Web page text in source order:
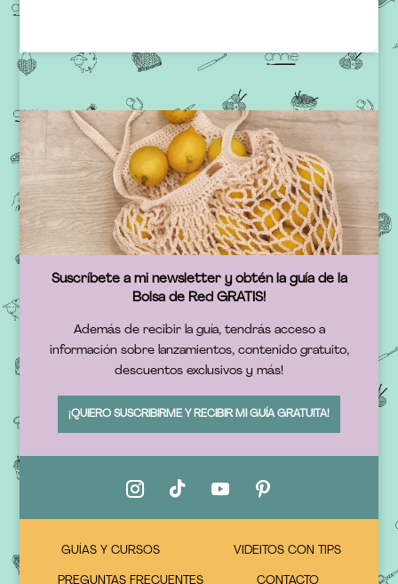
Suscríbete a mi newsletter y obtén la guía de la
Bolsa de Red GRATIS!
Además de recibir la guía, tendrás acceso a
información sobre lanzamientos, contenido gratuito,
descuentos exclusivos y más!
¡QUIERO SUSCRIBIRME Y RECIBIR MI GUÍA GRATUITA!
GUÍAS Y CURSOS VIDEITOS CON TIPS
PREGUNTAS FRECUENTES CONTACTO